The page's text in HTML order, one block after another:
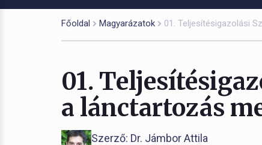
Főoldal Magyarázatok 01. Teljesítésigazolási
01.
a lánctartozás
Szerző: Dr. Jámbor Attila